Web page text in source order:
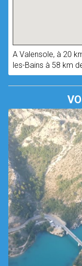
A Valensole, à 20
les-Bains à 58 km